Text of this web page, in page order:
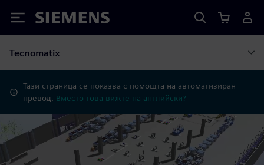
Siemens
Tecnomatix
Тази страница се показва с помощта на автоматизиран
превод. Вместо това вижте на английски?